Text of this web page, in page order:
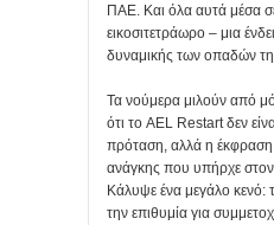
ΠΑΕ. Και όλα αυτά μέσα
εικοσιτετράωρο – μια
δυναμικής των οπαδών
Τα νούμερα μιλούν από
ότι το AEL Restart δεν
πρόταση, αλλά η έκφραση
ανάγκης που υπήρχε
Κάλυψε ένα μεγάλο
την επιθυμία για